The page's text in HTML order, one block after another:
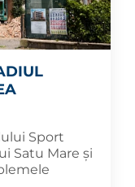
Sport
Satu Mare și